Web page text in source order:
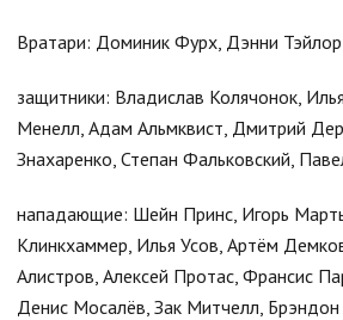
Вратари: Доминик Фурх, Дэнни
защитники: Владислав Колячонок,
Менелл, Адам Альмквист, Дмитрий
Знахаренко, Степан Фальковский,
нападающие: Шейн Принс, Игорь
Клинкхаммер, Илья Усов, Артём
Алистров, Алексей Протас, Франсис
Денис Мосалёв, Зак Митчелл, Брэндон